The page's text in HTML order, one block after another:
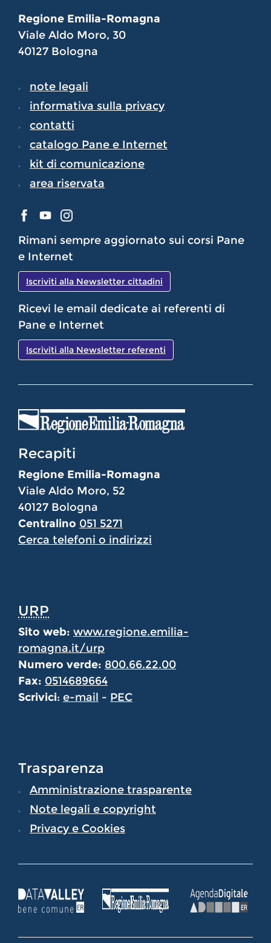
Regione Emilia-Romagna
Viale Aldo Moro, 30
40127 Bologna
note legali
informativa sulla privacy
contatti
catalogo Pane e Internet
kit di comunicazione
area riservata
Rimani sempre aggiornato sui corsi Pane
e Internet
Iscriviti alla Newsletter cittadini
Ricevi le email dedicate ai referenti di
Pane e Internet
Iscriviti alla Newsletter referenti
Recapiti
Regione Emilia-Romagna
Viale Aldo Moro, 52
40127 Bologna
Centralino 051 5271
Cerca telefoni o indirizzi
URP
Sito web: www.regione.emilia-
romagna.it/urp
Numero verde: 800.66.22.00
Fax: 0514689664
Scrivici: e-mail - PEC
Trasparenza
Amministrazione trasparente
Note legali e copyright
Privacy e Cookies